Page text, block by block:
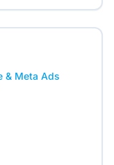
& Meta Ads